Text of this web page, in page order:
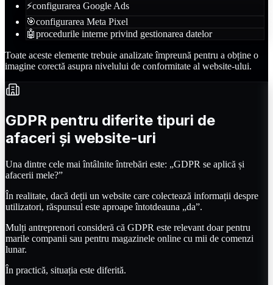
⚡configurarea Google Ads
🎯configurarea Meta Pixel
🤖procedurile interne privind gestionarea datelor
Toate aceste elemente trebuie analizate împreună pentru a obține o
imagine corectă asupra nivelului de conformitate al website-ului.
GDPR pentru diferite tipuri de
afaceri și website-uri
Una dintre cele mai întâlnite întrebări este: „GDPR se aplică și
afacerii mele?”
În realitate, dacă deții un website care colectează informații despre
utilizatori, răspunsul este aproape întotdeauna „da”.
Mulți antreprenori consideră că GDPR este relevant doar pentru
marile companii sau pentru magazinele online cu mii de comenzi
lunar.
În practică, situația este diferită.